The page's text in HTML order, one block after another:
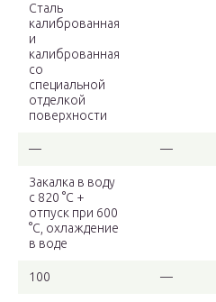
Сталь
калиброванная
и
калиброванная
со
специальной
отделкой
поверхности
— —
Закалка в воду
с 820 °C +
отпуск при 600
°C, охлаждение
в воде
100 —